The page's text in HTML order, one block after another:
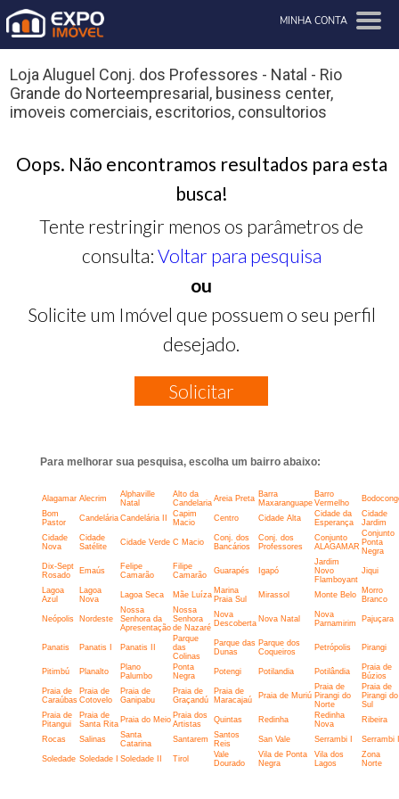
MINHA CONTA
Loja Aluguel Conj. dos Professores - Natal - Rio
Grande do Norteempresarial, business center,
imoveis comerciais, escritorios, consultorios
Oops. Não encontramos resultados para esta
busca!
Tente restringir menos os parâmetros de
consulta: Voltar para pesquisa
ou
Solicite um Imóvel que possuem o seu perfil
desejado.
Solicitar
Para melhorar sua pesquisa, escolha um bairro abaixo:
Alagamar Alecrim
Alphaville
Natal
Alto da
Candelaria Areia Preta Barra
Maxaranguape
Barro
Vermelho
Bom
Pastor
Candelária Candelária II
Capim
Macio
Centro Cidade Alta
Cidade da
Esperança
Cidade
Jardim
Cidade
Nova
Cidade
Satélite
Cidade Verde C Macio
Conj. dos
Bancários
Conj. dos
Professores
Conjunto
ALAGAMAR
Conjunto
Ponta
Negra
Dix-Sept
Rosado
Emaús
Felipe
Camarão
Filipe
Camarão
Guarapés Igapó
Jardim
Novo
Flamboyant
Jiqui
Lagoa
Azul
Lagoa
Nova
Lagoa Seca Mãe Luíza Marina
Praia Sul
Mirassol Monte Belo
Morro
Branco
Neópolis Nordeste
Nossa
Senhora da
Apresentação
Nossa
Senhora
de Nazaré
Nova
Descoberta Nova Natal
Nova
Parnamirim
Pajuçara
Panatis Panatis I Panatis II
Parque
das
Colinas
Parque das
Dunas
Parque dos
Coqueiros
Petrópolis Pirangi
Pitimbú Planalto
Plano
Palumbo
Ponta
Negra
Potengi Potilandia Potilândia
Praia de
Búzios
Praia de
Caraúbas
Praia de
Cotovelo
Praia de
Ganipabu
Praia de
Graçandú
Praia de
Maracajaú
Praia de Muriú
Praia de
Pirangi do
Norte
Praia de
Pirangi do
Sul
Praia de
Pitangui
Praia de
Santa Rita Praia do Meio Praia dos
Artistas
Quintas Redinha
Redinha
Nova
Ribeira
Rocas Salinas
Santa
Catarina
Santarem
Santos
Reis
San Vale Serrambi I Serrambi
Soledade Soledade I Soledade II Tirol
Vale
Dourado
Vila de Ponta
Negra
Vila dos
Lagos
Zona
Norte